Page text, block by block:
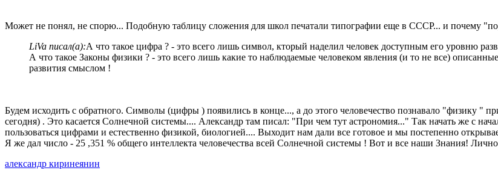
Может не понял, не спорю... Подобную таблицу сложения для школ печатали типографии еще в СССР... и почему
LiVa писал(а):А что такое цифра ? - это всего лишь символ, кторый наделил человек доступным его уровню
А что такое Законы физики ? - это всего лишь какие то наблюдаемые человеком явления (и то не все)
развития смыслом !
Будем исходить с обратного. Символы (цифры ) появились в конце..., а до этого человечество познавало "физику "
сегодня) . Это касается Солнечной системы.... Александр там писал: "При чем тут астрономия..." Так начать же с
пользоваться цифрами и естественно физикой, биологией.... Выходит нам дали все готовое и мы постепенно
Я же дал число - 25 ,351 % общего интеллекта человечества всей Солнечной системы ! Вот и все наши Знания!
александр киринеянин